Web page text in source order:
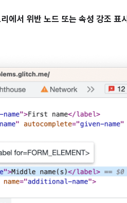
에서 위반 노드 또는 속성 강조 표시